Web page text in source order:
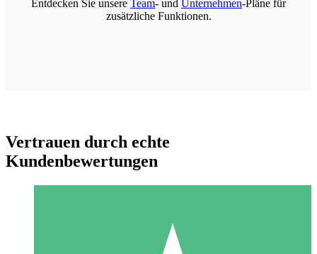
Entdecken Sie unsere Team- und Unternehmen-Pläne für
zusätzliche Funktionen.
Vertrauen durch echte
Kundenbewertungen